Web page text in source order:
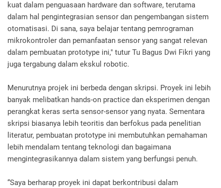
kuat dalam penguasaan hardware dan software, terutama
dalam hal pengintegrasian sensor dan pengembangan sistem
otomatisasi. Di sana, saya belajar tentang pemrograman
mikrokontroler dan pemanfaatan sensor yang sangat relevan
dalam pembuatan prototype ini," tutur Tu Bagus Dwi Fikri yang
juga tergabung dalam ekskul robotic.
Menurutnya projek ini berbeda dengan skripsi. Proyek ini lebih
banyak melibatkan hands-on practice dan eksperimen dengan
perangkat keras serta sensor-sensor yang nyata. Sementara
skripsi biasanya lebih teoritis dan berfokus pada penelitian
literatur, pembuatan prototype ini membutuhkan pemahaman
lebih mendalam tentang teknologi dan bagaimana
mengintegrasikannya dalam sistem yang berfungsi penuh.
“Saya berharap proyek ini dapat berkontribusi dalam